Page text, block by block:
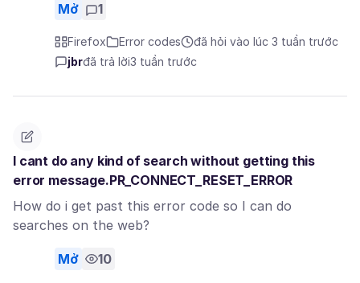
Mở 1
Firefox Error codes
đã hỏi vào lúc 3 tuần trước
jbrđã trả lời3 tuần trước
I cant do any kind of search without getting this
error message.PR_CONNECT_RESET_ERROR
How do i get past this error code so I can do
searches on the web?
Mở 10